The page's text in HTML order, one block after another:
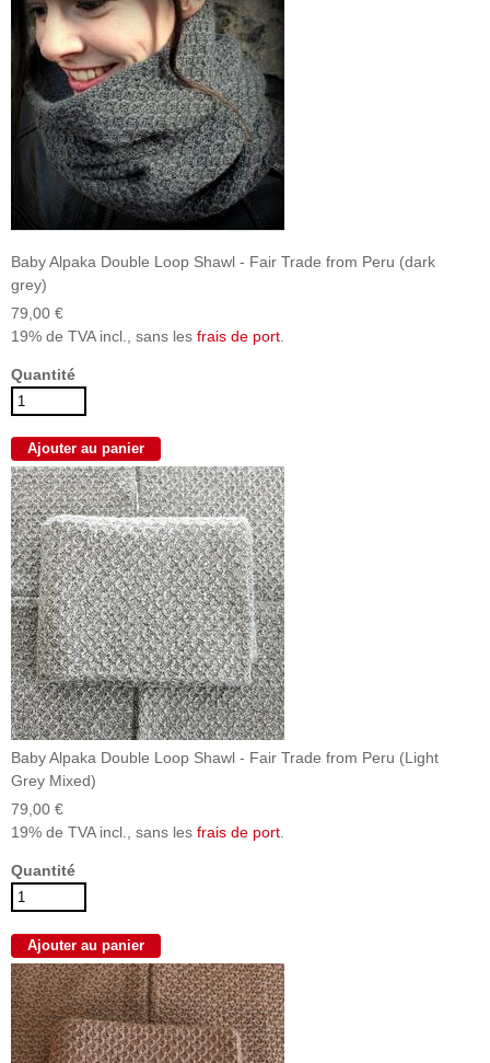
Baby Alpaka Double Loop Shawl - Fair Trade from Peru (dark
grey)
79,00 €
19% de TVA incl., sans les frais de port.
Quantité
Baby Alpaka Double Loop Shawl - Fair Trade from Peru (Light
Grey Mixed)
79,00 €
19% de TVA incl., sans les frais de port.
Quantité